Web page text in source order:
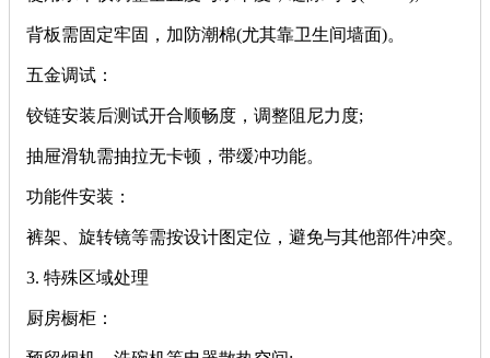
背板需固定牢固，加防潮棉(尤其靠卫生间墙面)。
‌五金调试‌：
铰链安装后测试开合顺畅度，调整阻尼力度;
抽屉滑轨需抽拉无卡顿，带缓冲功能。
‌功能件安装‌：
裤架、旋转镜等需按设计图定位，避免与其他部件冲突。
‌3. 特殊区域处理‌
‌厨房橱柜‌：